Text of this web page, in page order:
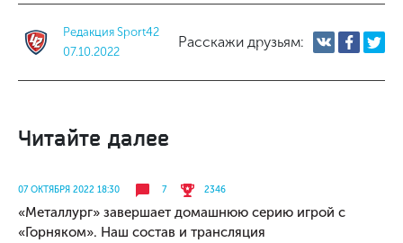
Редакция Sport42
07.10.2022
Расскажи друзьям:
Читайте далее
07 ОКТЯБРЯ 2022 18:30 7 2346
«Металлург» завершает домашнюю серию игрой с
«Горняком». Наш состав и трансляция